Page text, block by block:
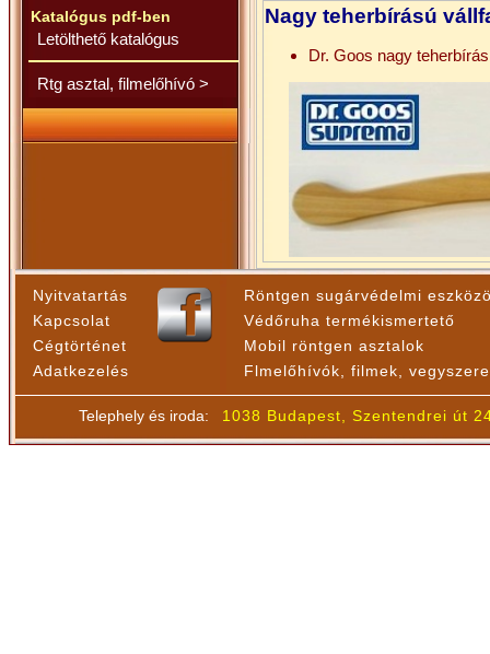
Nagy teherbírású
Dr. Goos nagy
Katalógus pdf-ben
Letölthető katalógus
Rtg asztal, filmelőhívó >
Nyitvatartás
Kapcsolat
Cégtörténet
Adatkezelés
Röntgen sugárvédelmi
Védőruha termékismertető
Mobil röntgen asztalok
Flmelőhívók, filmek,
Telephely és iroda: 1038 Budapest, Szentendrei út